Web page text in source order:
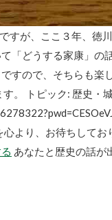
すが、ここ３年、徳
「どうする家康」の
すので、そちらも楽
。 トピック: 歴史・
より、お待ちしてお
あなたと歴史の話が